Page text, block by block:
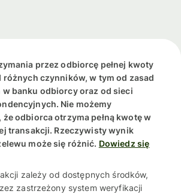
przez odbiorcę pełnej kwoty
różnych czynników, w tym od zasad
banku odbiorcy oraz od sieci
Nie możemy
odbiorca otrzyma pełną kwotę w
transakcji. Rzeczywisty wynik
może się różnić. Dowiedz się
zależy od dostępnych środków,
zastrzeżony system weryfikacji